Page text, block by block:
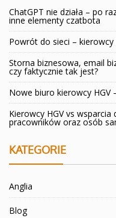
ChatGPT nie działa – po
inne elementy czatbota
Powrót do sieci –
Storna biznesowa, email
czy faktycznie tak jest?
Nowe biuro kierowcy HGV
Kierowcy HGV vs
pracowników oraz osób
KATEGORIE
Anglia
Blog